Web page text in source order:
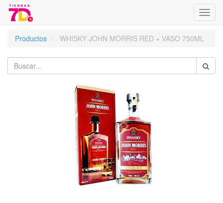
Menú
de
Productos WHISKY JOHN MORRIS RED + VASO 750ML